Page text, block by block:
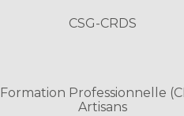
CSG-CRDS
Formation Professionnelle
Artisans